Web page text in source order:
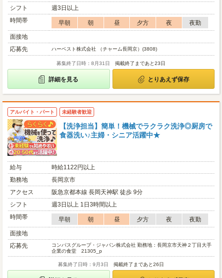
シフト
週3日以上
時間帯
早朝 朝 昼 夕方 夜
夜勤
面接地
応募先
ハーベスト株式会社 （チャーム長岡京）(3808)
募集終了日時：8月31日 掲載終了まであと23日
詳細を見る とりあえず保存
アルバイト・パート 未経験者歓迎
【洗浄担当】簡単！機械でラクラク洗浄◎厨房で
食器洗い♪主婦・シニア活躍中★
給与
時給1122円以上
勤務地
長岡京市
アクセス
阪急京都本線 長岡天神駅 徒歩 9分
シフト
週3日以上 1日3時間以上
時間帯
早朝 朝 昼 夕方 夜
夜勤
面接地
応募先
コンパスグループ・ジャパン株式会社 勤務地：長岡京市天神２丁目大手
企業の食堂 21305_p
募集終了日時：9月3日 掲載終了まであと26日